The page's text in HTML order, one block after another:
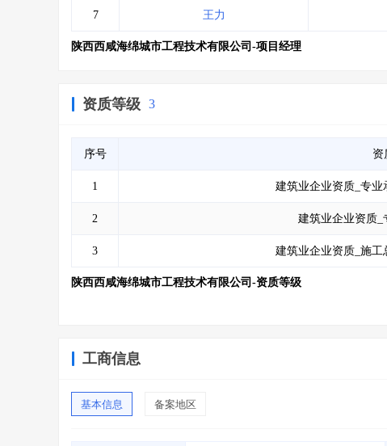
7 王力
陕西西咸海绵城市工程技术有限公司-项目经理
资质等级 3
序号 资
1 建筑业企业资质_专业
2 建筑业企业资质_
3 建筑业企业资质_施工
陕西西咸海绵城市工程技术有限公司-资质等级
工商信息
基本信息 备案地区